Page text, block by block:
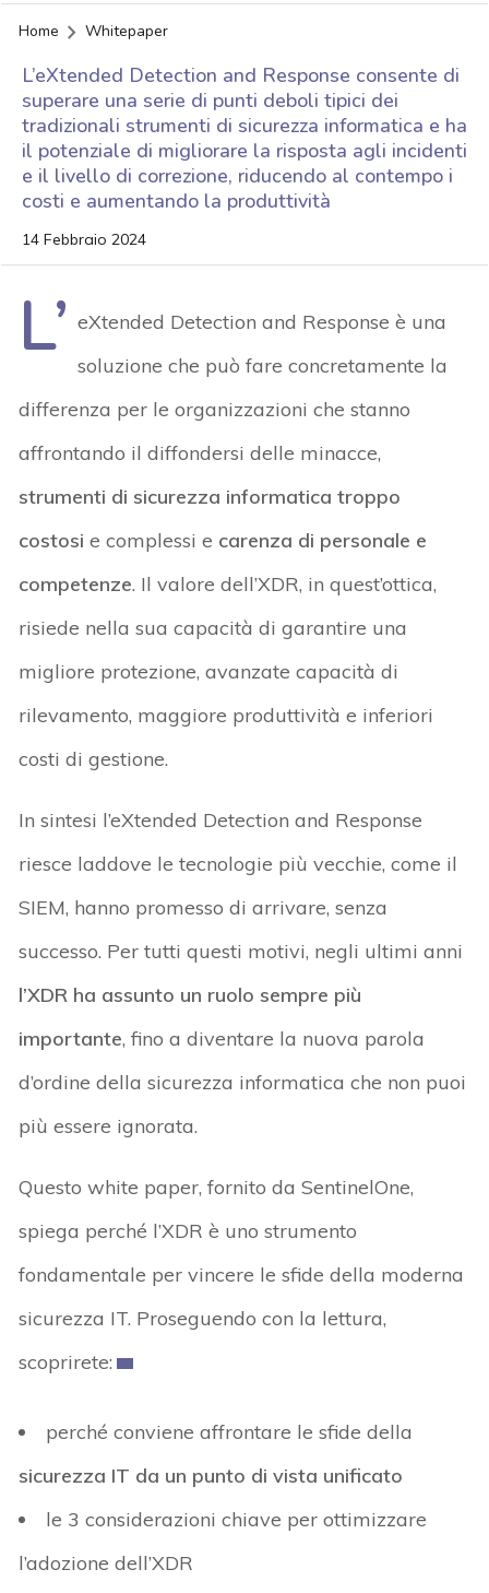
Home Whitepaper
L’eXtended Detection and Response consente di
superare una serie di punti deboli tipici dei
tradizionali strumenti di sicurezza informatica e ha
il potenziale di migliorare la risposta agli incidenti
e il livello di correzione, riducendo al contempo i
costi e aumentando la produttività
14 Febbraio 2024
L’ eXtended Detection and Response è una
soluzione che può fare concretamente la
differenza per le organizzazioni che stanno
affrontando il diffondersi delle minacce,
strumenti di sicurezza informatica troppo
costosi e complessi e carenza di personale e
competenze. Il valore dell’XDR, in quest’ottica,
risiede nella sua capacità di garantire una
migliore protezione, avanzate capacità di
rilevamento, maggiore produttività e inferiori
costi di gestione.
In sintesi l’eXtended Detection and Response
riesce laddove le tecnologie più vecchie, come il
SIEM, hanno promesso di arrivare, senza
successo. Per tutti questi motivi, negli ultimi anni
l’XDR ha assunto un ruolo sempre più
importante, fino a diventare la nuova parola
d’ordine della sicurezza informatica che non puoi
più essere ignorata.
Questo white paper, fornito da SentinelOne,
spiega perché l’XDR è uno strumento
fondamentale per vincere le sfide della moderna
sicurezza IT. Proseguendo con la lettura,
scoprirete:
perché conviene affrontare le sfide della
sicurezza IT da un punto di vista unificato
le 3 considerazioni chiave per ottimizzare
l’adozione dell’XDR